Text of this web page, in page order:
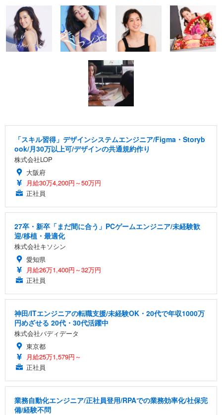
「スキル習得」デザインシステムエンジニア/Figma・Storyb
ook/月30万以上可/デザインの共通規約作り
株式会社LOP
大阪府
月給30万4,200円～50万円
正社員
27卒・新卒「まだ間に合う」PCゲームエンジニア/未経験歓
迎/移植・最適化
株式会社キソシン
愛知県
月給26万1,400円～32万円
正社員
神田/ITエンジニアの転職支援/未経験OK・20代で年収1000万
円めざせる 20代・30代活躍中
株式会社バディデータ
東京都
月給25万1,579円～
正社員
業務自動化エンジニア/正社員登用/RPAでの業務効率化/社保完
備/経験不問